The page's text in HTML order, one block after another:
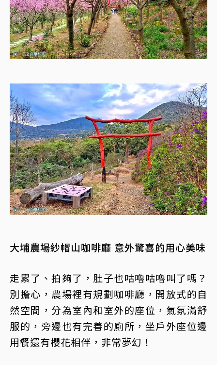
大埔農場紗帽山咖啡廳 意外驚喜的用心美味
走累了、拍夠了，肚子也咕嚕咕嚕叫了嗎？
別擔心，農場裡有規劃咖啡廳，開放式的自
然空間，分為室內和室外的座位，氣氛滿舒
服的，旁邊也有完善的廁所，坐戶外座位邊
用餐還有櫻花相伴，非常夢幻！